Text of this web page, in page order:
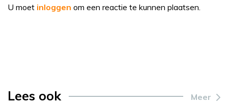
U moet inloggen om een reactie te kunnen plaatsen.
Lees ook Meer